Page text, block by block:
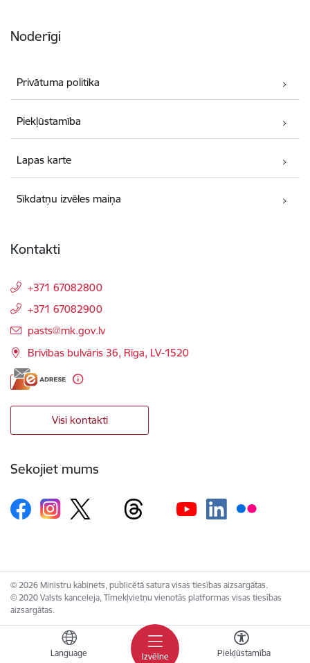
Izvēlne
Language Piekļūstamība
Noderīgi
Privātuma politika
Piekļūstamība
Lapas karte
Sīkdatņu izvēles maiņa
Kontakti
+371 67082800
+371 67082900
E-pasts:
pasts@mk.gov.lv
Brīvības bulvāris 36, Rīga, LV-1520
Visi kontakti
Sekojiet mums
© 2026 Ministru kabinets, publicētā satura visas tiesības aizsargātas.
© 2020 Valsts kanceleja, Tīmekļvietņu vienotās platformas visas tiesības
aizsargātas.